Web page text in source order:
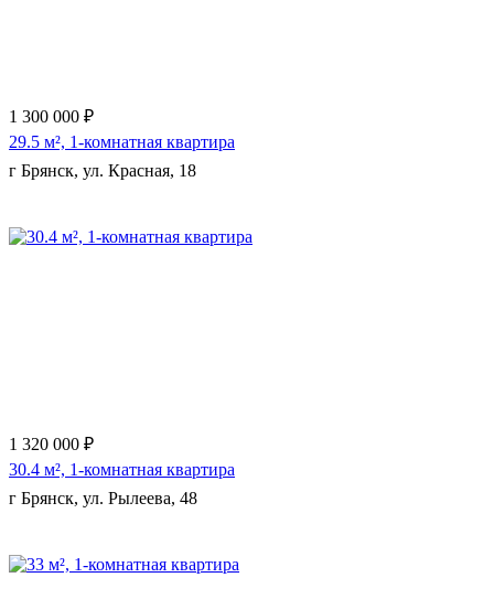
1 300 000 ₽
29.5 м², 1-комнатная квартира
г Брянск, ул. Красная, 18
1 320 000 ₽
30.4 м², 1-комнатная квартира
г Брянск, ул. Рылеева, 48